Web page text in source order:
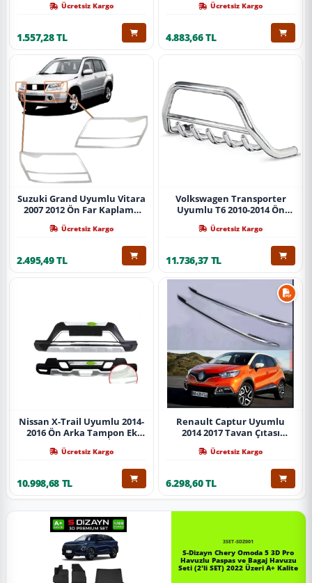
Ücretsiz Kargo
1.557,28 TL
Ücretsiz Kargo
4.883,66 TL
Suzuki Grand Uyumlu Vitara
2007 2012 Ön Far Kaplama
Ücretsiz Kargo
2.495,49 TL
Volkswagen Transporter
Uyumlu T6 2010-2014 Ön
Çelik Krom
Ücretsiz Kargo
11.736,37 TL
Nissan X-Trail Uyumlu 2014-
2016 Ön Arka Tampon Ek
Koruma Difüzör İthal
Ücretsiz Kargo
10.998,68 TL
Renault Captur Uyumlu
2014 2017 Tavan Çıtası
Ücretsiz Kargo
6.298,60 TL
3SET-SDZ001
S-Dizayn Chery Omoda 5 3D Pro
Havuzlu Paspas ve Bagaj Havuzu
Seti (2'li SET) 2022 Üzeri A+ Kalite